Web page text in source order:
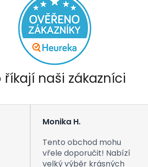
říkají naši zákazníci
Monika H.
Tento obchod mohu
vřele doporučit! Nabízí
velký výběr krásných